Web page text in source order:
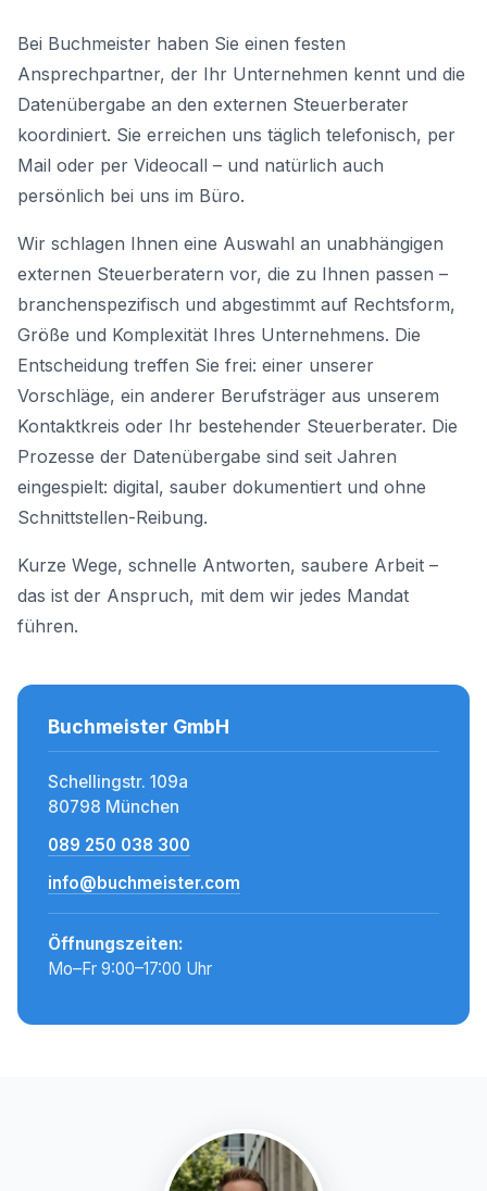
Bei Buchmeister haben Sie einen festen
Ansprechpartner, der Ihr Unternehmen kennt und die
Datenübergabe an den externen Steuerberater
koordiniert. Sie erreichen uns täglich telefonisch, per
Mail oder per Videocall – und natürlich auch
persönlich bei uns im Büro.
Wir schlagen Ihnen eine Auswahl an unabhängigen
externen Steuerberatern vor, die zu Ihnen passen –
branchenspezifisch und abgestimmt auf Rechtsform,
Größe und Komplexität Ihres Unternehmens. Die
Entscheidung treffen Sie frei: einer unserer
Vorschläge, ein anderer Berufsträger aus unserem
Kontaktkreis oder Ihr bestehender Steuerberater. Die
Prozesse der Datenübergabe sind seit Jahren
eingespielt: digital, sauber dokumentiert und ohne
Schnittstellen-Reibung.
Kurze Wege, schnelle Antworten, saubere Arbeit –
das ist der Anspruch, mit dem wir jedes Mandat
führen.
Buchmeister GmbH
Schellingstr. 109a
80798 München
089 250 038 300
info@buchmeister.com
Öffnungszeiten:
Mo–Fr 9:00–17:00 Uhr